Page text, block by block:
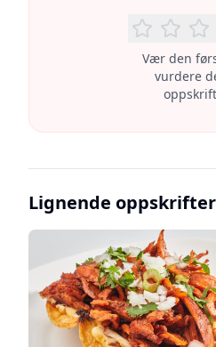
Vær den
vurdere
Lignende oppskrifter